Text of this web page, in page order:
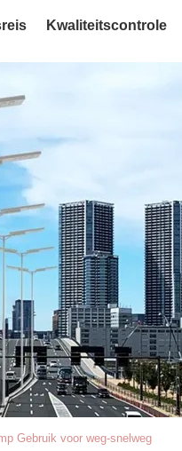
Kwaliteitscontrole
Gebruik voor weg-snelweg